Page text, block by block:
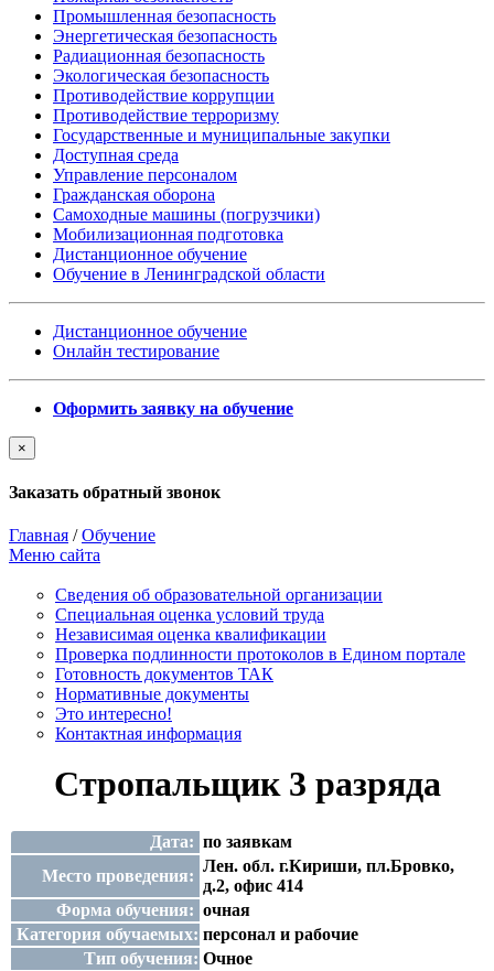
Промышленная безопасность
Энергетическая безопасность
Радиационная безопасность
Экологическая безопасность
Противодействие коррупции
Противодействие терроризму
Государственные и муниципальные закупки
Доступная среда
Управление персоналом
Гражданская оборона
Самоходные машины (погрузчики)
Мобилизационная подготовка
Дистанционное обучение
Обучение в Ленинградской области
Дистанционное обучение
Онлайн тестирование
Оформить заявку на обучение
×
Заказать обратный звонок
Главная /Обучение
Меню сайта
Сведения об образовательной организации
Cпециальная оценка условий труда
Независимая оценка квалификации
Проверка подлинности протоколов в Едином портале
Готовность документов ТАК
Нормативные документы
Это интересно!
Контактная информация
Стропальщик 3 разряда
Дата: по заявкам
Место проведения:
Лен. обл. г.Кириши, пл.Бровко,
д.2, офис 414
Форма обучения: очная
Категория обучаемых: персонал и рабочие
Тип обучения: Очное